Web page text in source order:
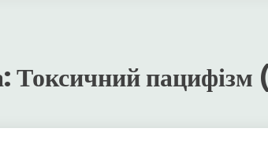
Токсичний